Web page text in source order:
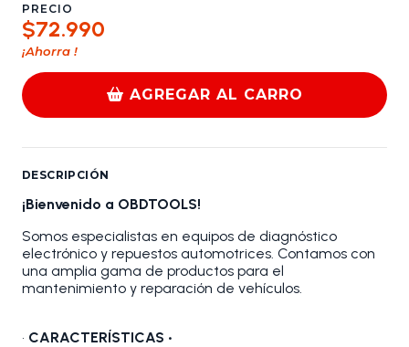
PRECIO
$72.990
¡Ahorra !
AGREGAR AL CARRO
DESCRIPCIÓN
¡Bienvenido a OBDTOOLS!
Somos especialistas en equipos de diagnóstico
electrónico y repuestos automotrices. Contamos con
una amplia gama de productos para el
mantenimiento y reparación de vehículos.
• CARACTERÍSTICAS •